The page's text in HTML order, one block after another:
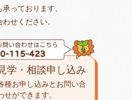
っております。
せください。
学・相談申し込み
種お申し込みとお問い合
せができます。